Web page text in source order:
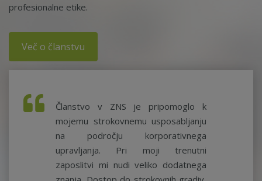
profesionalne etike.
Več o članstvu
Članstvo v ZNS je pripomoglo k
mojemu strokovnemu usposabljanju
na področju korporativnega
upravljanja. Pri moji trenutni
zaposlitvi mi nudi veliko dodatnega